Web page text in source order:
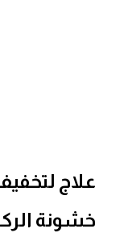
علاج
خشونة